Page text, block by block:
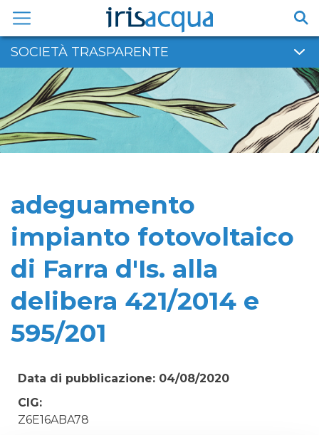
contenuto
SOCIETÀ TRASPARENTE
adeguamento
impianto fotovoltaico
di Farra d'Is. alla
delibera 421/2014 e
595/201
Data di pubblicazione: 04/08/2020
CIG:
Z6E16ABA78